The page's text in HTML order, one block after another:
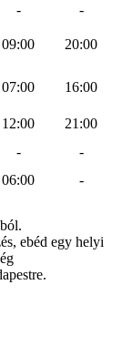
- -
09:00 20:00
07:00 16:00
12:00
21:00
-
-
06:00 -
ebéd egy helyi